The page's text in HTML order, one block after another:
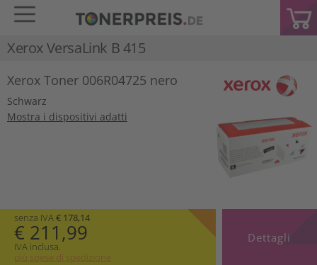
Xerox VersaLink B 415
Xerox Toner 006R04725 nero
Schwarz
Mostra i dispositivi adatti
senza IVA€ 178,14
€ 211,99
IVA inclusa.
più spese di spedizione
Dettagli